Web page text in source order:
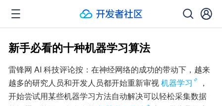
新手必看的十种机器学习算法
雷锋网 AI 科技评论按：在神经网络的成功的带动下，越来
越多的研究人员和开发人员都开始重新审视机器学习
，
开始尝试用某些机器学习方法自动解决可以轻松采集数据